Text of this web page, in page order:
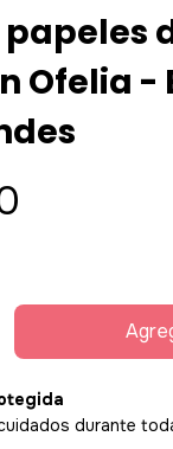
Ofelia -
durante